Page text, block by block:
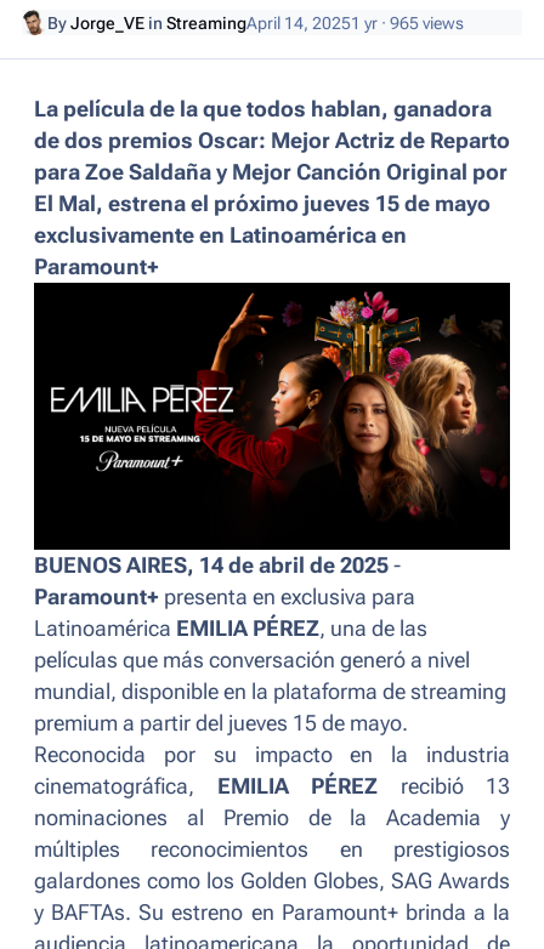
ByJorge_VE inStreamingApril 14, 20251 yr · 965 views
La película de la que todos hablan, ganadora
de dos premios Oscar: Mejor Actriz de Reparto
para Zoe Saldaña y Mejor Canción Original por
El Mal, estrena el próximo jueves 15 de mayo
exclusivamente en Latinoamérica en
Paramount+
BUENOS AIRES, 14 de abril de 2025 -
Paramount+ presenta en exclusiva para
Latinoamérica EMILIA PÉREZ, una de las
películas que más conversación generó a nivel
mundial, disponible en la plataforma de streaming
premium a partir del jueves 15 de mayo.
Reconocida por su impacto en la industria
cinematográfica, EMILIA PÉREZ recibió 13
nominaciones al Premio de la Academia y
múltiples reconocimientos en prestigiosos
galardones como los Golden Globes, SAG Awards
y BAFTAs. Su estreno en Paramount+ brinda a la